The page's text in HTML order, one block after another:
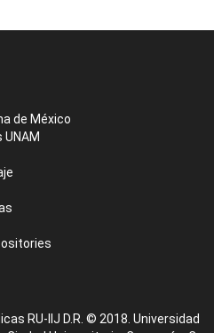
de México
RU-IIJ D.R. © 2018. Universidad